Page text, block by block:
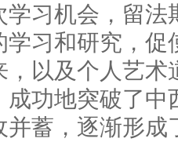
习机会，留
习和研究，
，以及个人艺
功地突破了
并蓄，逐渐形